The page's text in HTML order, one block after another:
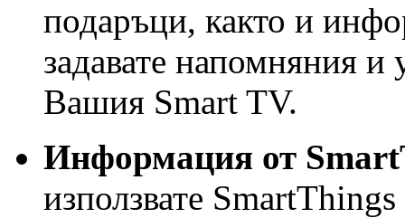
подаръци, както и
задавате напомняния и
Вашия Smart TV.
Информация от
използвате